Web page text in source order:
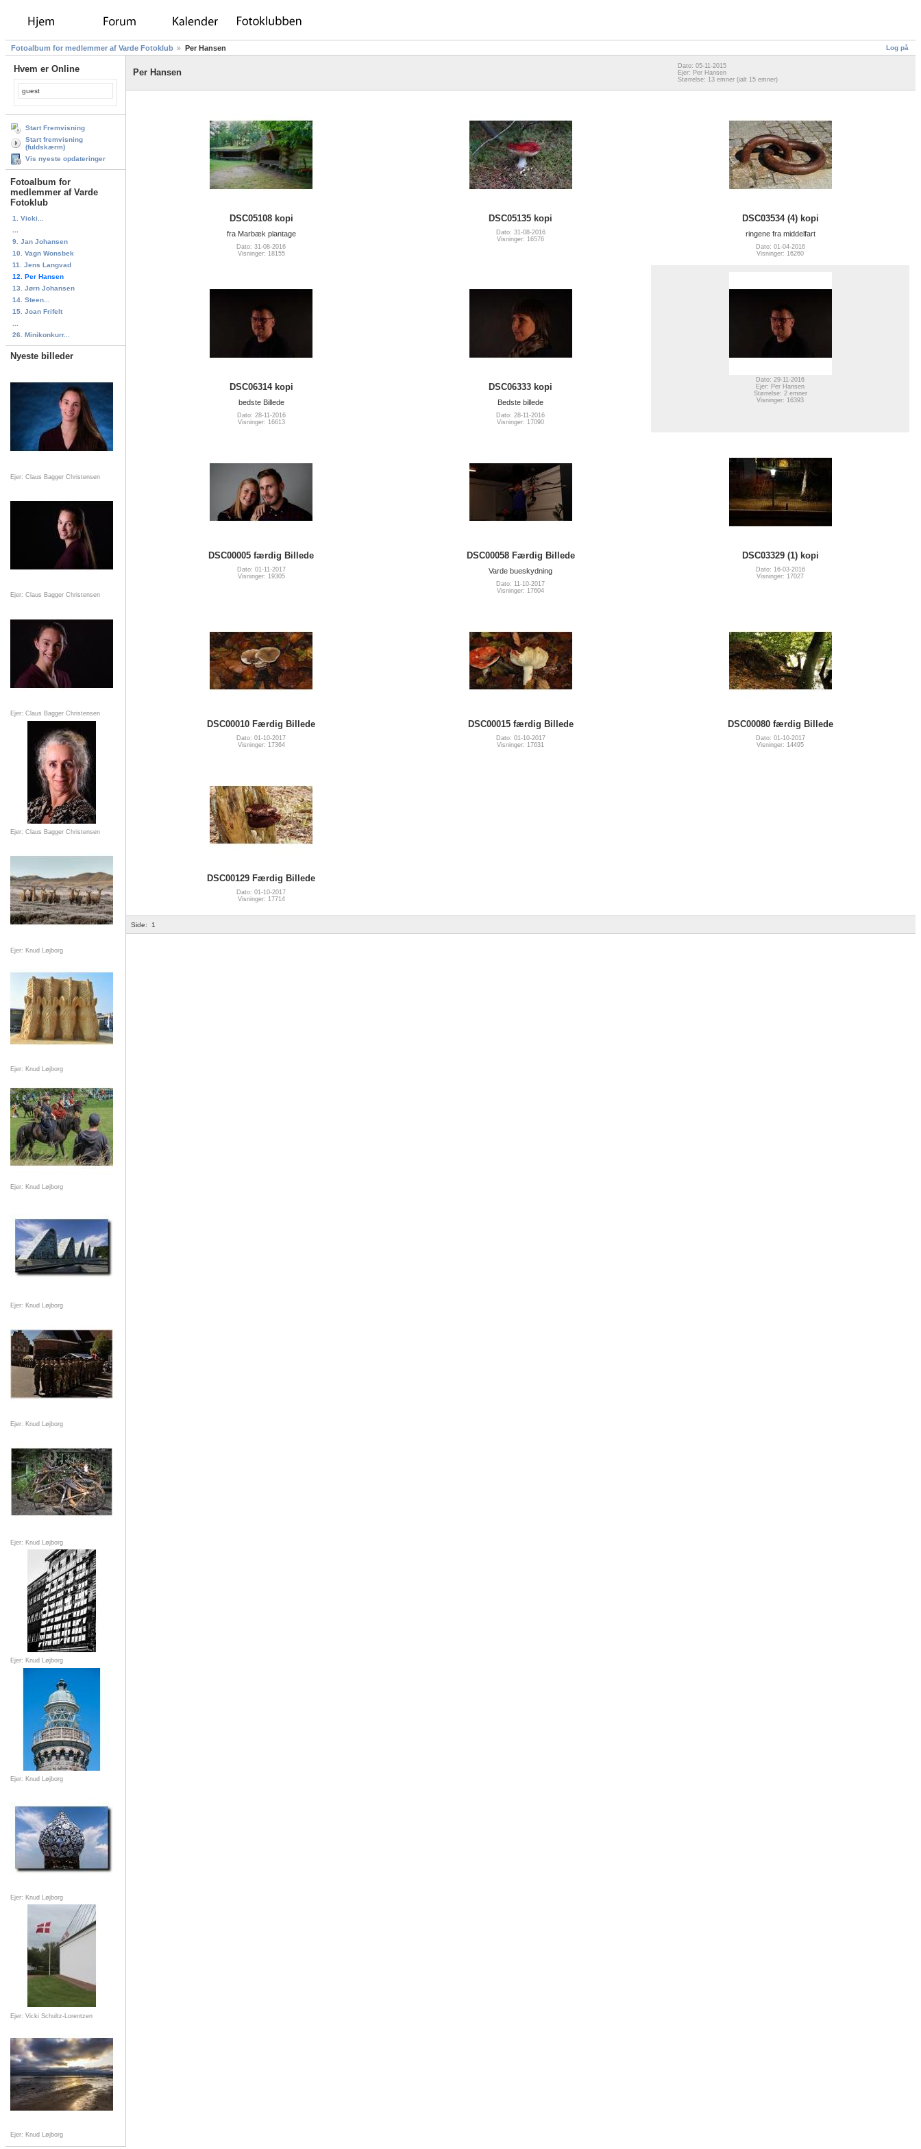
Log på
Fotoalbum for medlemmer af Varde Fotoklub Per Hansen
Hvem er Online
guest
Start Fremvisning
Start fremvisning
(fuldskærm)
Vis nyeste opdateringer
Fotoalbum for
medlemmer af Varde
Fotoklub
1. Vicki...
9. Jan Johansen
10. Vagn Wonsbek
11. Jens Langvad
12. Per Hansen
13. Jørn Johansen
14. Steen...
15. Joan Frifelt
26. Minikonkurr...
Nyeste billeder
Ejer: Claus Bagger Christensen
Ejer: Claus Bagger Christensen
Ejer: Claus Bagger Christensen
Ejer: Claus Bagger Christensen
Ejer: Knud Løjborg
Ejer: Knud Løjborg
Ejer: Knud Løjborg
Ejer: Knud Løjborg
Ejer: Knud Løjborg
Ejer: Knud Løjborg
Ejer: Knud Løjborg
Ejer: Knud Løjborg
Ejer: Knud Løjborg
Ejer: Vicki Schultz-Lorentzen
Ejer: Knud Løjborg
Per Hansen
Dato: 05-11-2015
Ejer: Per Hansen
Størrelse: 13 emner (ialt 15 emner)
DSC05108 kopi
fra Marbæk plantage
Dato: 31-08-2016
Visninger: 18155
DSC05135 kopi
Dato: 31-08-2016
Visninger: 16576
DSC03534 (4) kopi
ringene fra middelfart
Dato: 01-04-2016
Visninger: 16260
DSC06314 kopi
bedste Billede
Dato: 28-11-2016
Visninger: 16613
DSC06333 kopi
Bedste billede
Dato: 28-11-2016
Visninger: 17090
Dato: 29-11-2016
Ejer: Per Hansen
Størrelse: 2 emner
Visninger: 16393
DSC00005 færdig Billede
Dato: 01-11-2017
Visninger: 19305
DSC00058 Færdig Billede
Varde bueskydning
Dato: 11-10-2017
Visninger: 17604
DSC03329 (1) kopi
Dato: 16-03-2016
Visninger: 17027
DSC00010 Færdig Billede
Dato: 01-10-2017
Visninger: 17364
DSC00015 færdig Billede
Dato: 01-10-2017
Visninger: 17631
DSC00080 færdig Billede
Dato: 01-10-2017
Visninger: 14495
DSC00129 Færdig Billede
Dato: 01-10-2017
Visninger: 17714
Side: 1